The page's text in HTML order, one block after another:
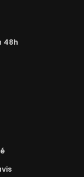
48h